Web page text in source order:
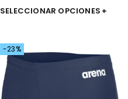
SELECCIONAR OPCIONES
-23%